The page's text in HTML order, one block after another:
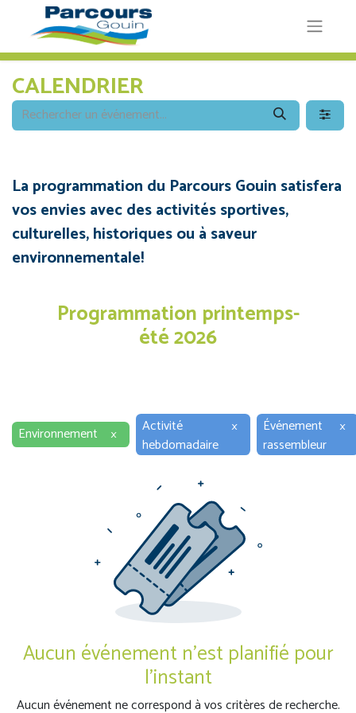
CALENDRIER
La programmation du Parcours Gouin satisfera
vos envies avec des activités sportives,
culturelles, historiques ou à saveur
environnementale!
Programmation printemps-
été 2026
Environnement ×
Activité
hebdomadaire
×
Événement
rassembleur
×
Aucun événement n'est planifié pour
l'instant
Aucun événement ne correspond à vos critères de recherche.